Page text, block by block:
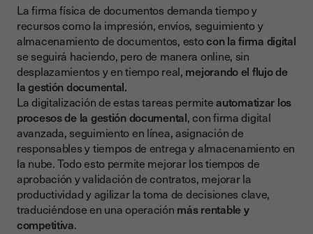
La firma física de documentos demanda tiempo y
recursos como la impresión, envíos, seguimiento y
almacenamiento de documentos, estocon la firma digital
se seguirá haciendo, pero de manera online, sin
desplazamientos y en tiempo real, mejorando el flujo de
la gestión documental.
La digitalización de estas tareas permiteautomatizar los
procesos de la gestión documental, con firma digital
avanzada, seguimiento en línea, asignación de
responsables y tiempos de entrega y almacenamiento en
la nube. Todo esto permite mejorar los tiempos de
aprobación y validación de contratos, mejorar la
productividad y agilizar la toma de decisiones clave,
traduciéndose en una operación más rentable y
competitiva.